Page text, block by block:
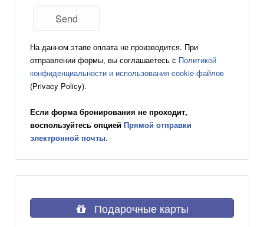
На данном этапе оплата не производится. При
отправлении формы, вы соглашаетесь с Политикой
конфиденциальности и использования cookie-файлов
(Privacy Policy).
Если форма бронирования не проходит,
воспользуйтесь опцией Прямой отправки
электронной почты.
Подарочные карты